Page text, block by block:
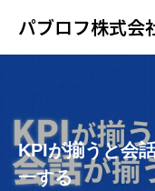
パブロフ株式会
COMPANY
BUSINESS
KPIが揃うと会
一する